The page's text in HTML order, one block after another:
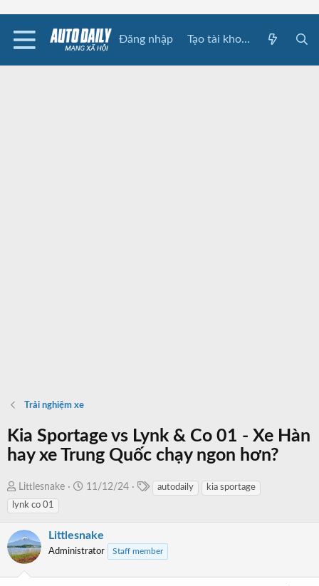
Đăng nhập Tạo tài khoản
Trải nghiệm xe
Kia Sportage vs Lynk & Co 01 - Xe Hàn
hay xe Trung Quốc chạy ngon hơn?
T
h
e
a
d
Littlesnake
N
y
b
t
11/12/24 autodaily
kia sportage
lynk co 01
Littlesnake
Administrator Staff member